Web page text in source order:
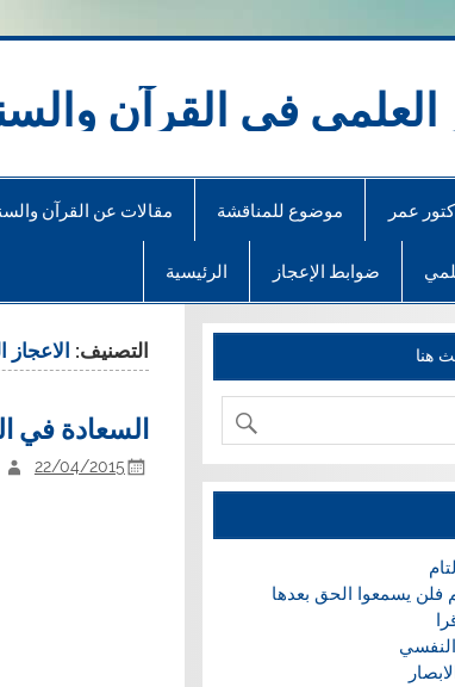
العلمي في القرآن
عمر موضوع للمناقشة مقالات عن القرآن
ضوابط الإعجاز الرئيسية
التصنيف:
السعادة في
22/04/2015
هنا
يسمعوا الحق بعدها
النفسي